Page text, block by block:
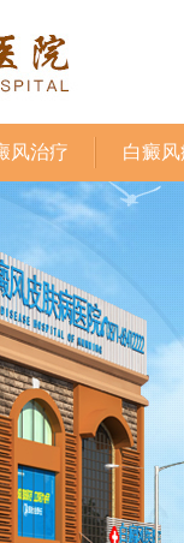
风治疗 白癜